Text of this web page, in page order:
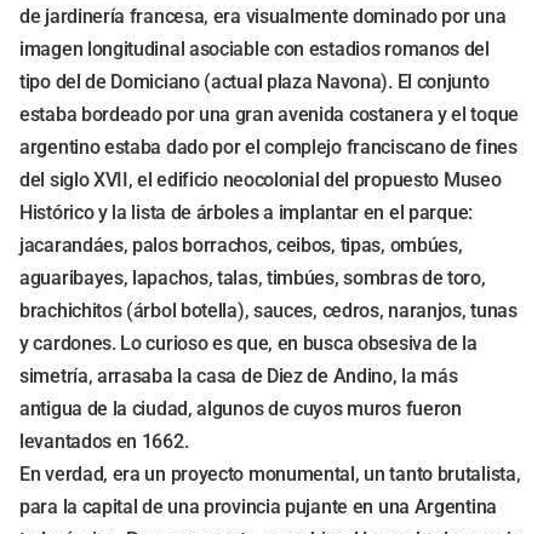
de jardinería francesa, era visualmente dominado por una
imagen longitudinal asociable con estadios romanos del
tipo del de Domiciano (actual plaza Navona). El conjunto
estaba bordeado por una gran avenida costanera y el toque
argentino estaba dado por el complejo franciscano de fines
del siglo XVII, el edificio neocolonial del propuesto Museo
Histórico y la lista de árboles a implantar en el parque:
jacarandáes, palos borrachos, ceibos, tipas, ombúes,
aguaribayes, lapachos, talas, timbúes, sombras de toro,
brachichitos (árbol botella), sauces, cedros, naranjos, tunas
y cardones. Lo curioso es que, en busca obsesiva de la
simetría, arrasaba la casa de Diez de Andino, la más
antigua de la ciudad, algunos de cuyos muros fueron
levantados en 1662.
En verdad, era un proyecto monumental, un tanto brutalista,
para la capital de una provincia pujante en una Argentina